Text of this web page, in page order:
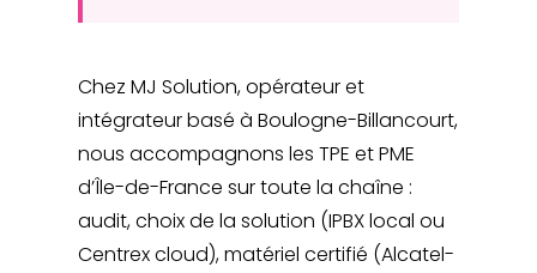
Chez MJ Solution, opérateur et
intégrateur basé à Boulogne-Billancourt,
nous accompagnons les TPE et PME
d’Île-de-France sur toute la chaîne :
audit, choix de la solution (IPBX local ou
Centrex cloud), matériel certifié (Alcatel-